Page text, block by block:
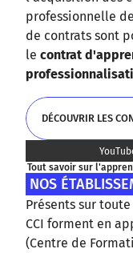
professionnelle
de contrats sont
le contrat
DÉCOUVRIR LES
DÉCOUVRIR LES
Tout savoir sur
NOS
Présents sur
CCI forment en
(Centre de